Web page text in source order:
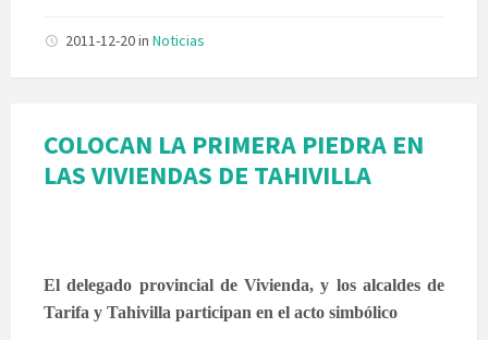
2011-12-20in Noticias
COLOCAN LA PRIMERA PIEDRA EN
LAS VIVIENDAS DE TAHIVILLA
El delegado provincial de Vivienda, y los alcaldes de
Tarifa y Tahivilla participan en el acto simbólico